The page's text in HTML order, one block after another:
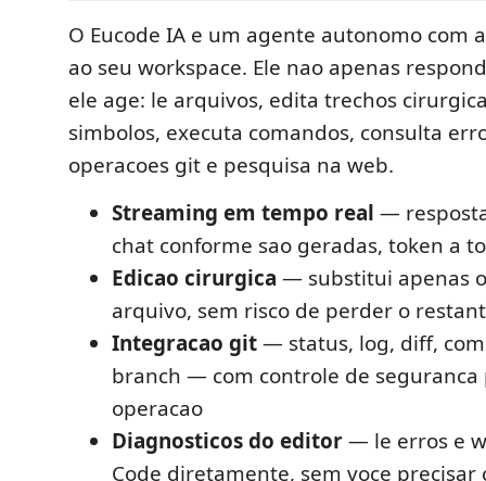
O Eucode IA e um agente autonomo com
ao seu workspace. Ele nao apenas
ele age: le arquivos, edita trechos
simbolos, executa comandos, consulta
operacoes git e pesquisa na web.
Streaming em tempo real —
chat conforme sao geradas, token a
Edicao cirurgica — substitui apenas
arquivo, sem risco de perder o
Integracao git— status, log, diff,
branch — com controle de seguranca
operacao
Diagnosticos do editor— le erros e
Code diretamente, sem voce precisar